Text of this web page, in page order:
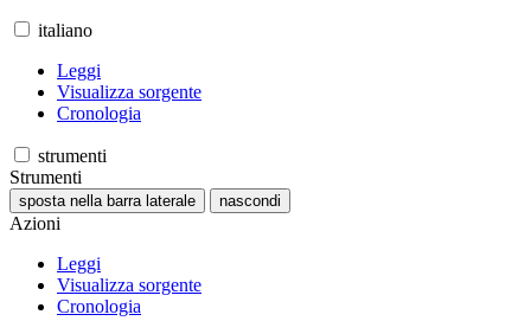
italiano
Leggi
Visualizza sorgente
Cronologia
strumenti
Strumenti
sposta nella barra laterale nascondi
Azioni
Leggi
Visualizza sorgente
Cronologia